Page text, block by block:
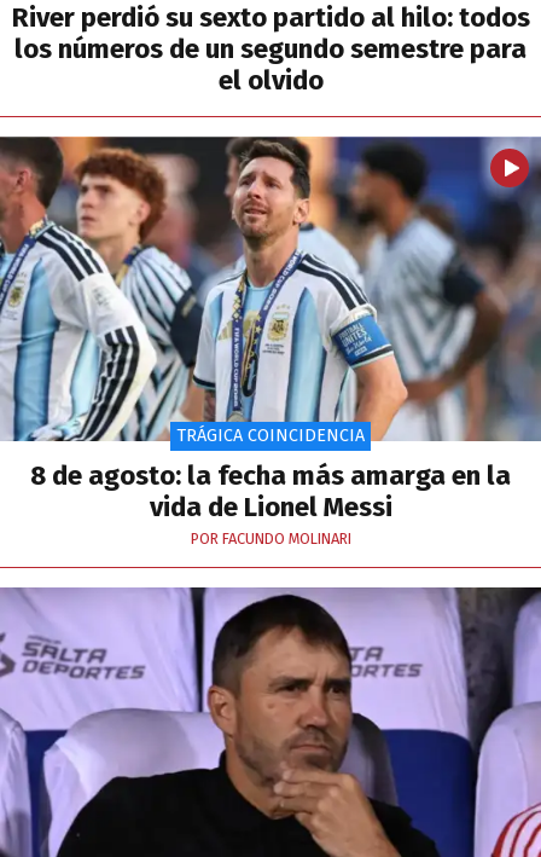
River perdió su sexto partido al hilo: todos
los números de un segundo semestre para
el olvido
TRÁGICA COINCIDENCIA
8 de agosto: la fecha más amarga en la
vida de Lionel Messi
POR FACUNDO MOLINARI